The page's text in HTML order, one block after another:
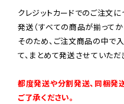
クレジットカードでのご注文
発送（すべての商品が揃ってか
そのため、ご注文商品の中で
て、まとめて発送させていただ
都度発送や分割発送、同梱発
ご了承ください。